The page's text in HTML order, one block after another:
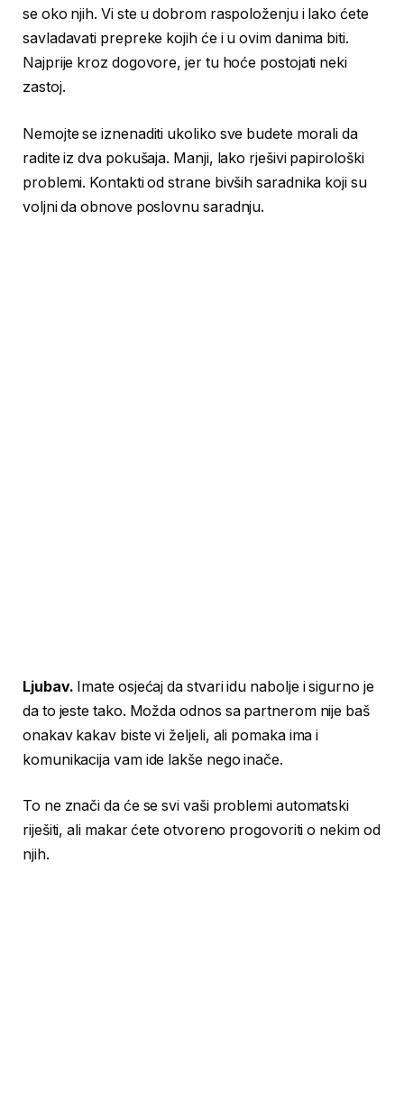
se oko njih. Vi ste u dobrom raspoloženju i lako ćete
savladavati prepreke kojih će i u ovim danima biti.
Najprije kroz dogovore, jer tu hoće postojati neki
zastoj.
Nemojte se iznenaditi ukoliko sve budete morali da
radite iz dva pokušaja. Manji, lako rješivi papirološki
problemi. Kontakti od strane bivših saradnika koji su
voljni da obnove poslovnu saradnju.
Ljubav. Imate osjećaj da stvari idu nabolje i sigurno je
da to jeste tako. Možda odnos sa partnerom nije baš
onakav kakav biste vi željeli, ali pomaka ima i
komunikacija vam ide lakše nego inače.
To ne znači da će se svi vaši problemi automatski
riješiti, ali makar ćete otvoreno progovoriti o nekim od
njih.